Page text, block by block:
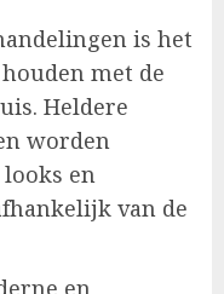
is het
met de
Heldere
worden
en
van de